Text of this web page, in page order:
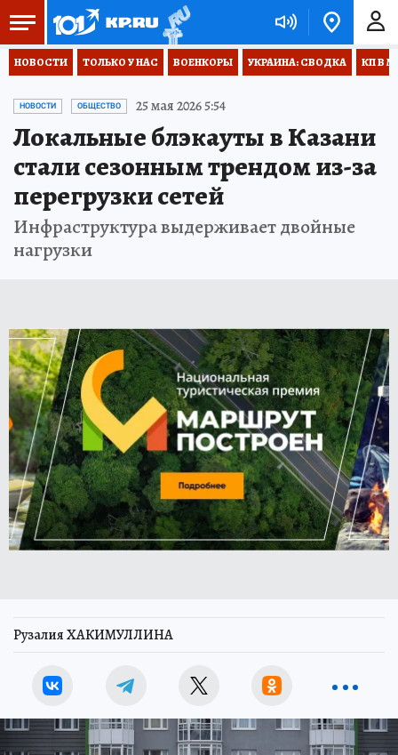
НОВОСТИ ТОЛЬКО У НАС ВОЕНКОРЫ УКРАИНА: СВОДКА КП В
НОВОСТИ ОБЩЕСТВО 25 мая 2026 5:54
Локальные блэкауты в Казани
стали сезонным трендом из-за
перегрузки сетей
Инфраструктура выдерживает двойные
нагрузки
Рузалия ХАКИМУЛЛИНА